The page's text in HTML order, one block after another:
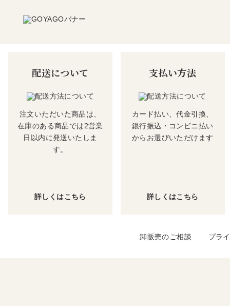
配送について
注文いただいた商品は、
在庫のある商品では2営業
日以内に発送いたしま
す。
詳しくはこちら
支払い方法
カード払い、代金引換、
銀行振込・コンビニ払い
からお選びいただけます
詳しくはこちら
卸販売のご相談 プラ